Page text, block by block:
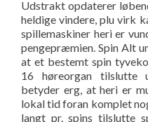
Udstrakt opdaterer
heldige vindere, plu virk
spillemaskiner heri er
pengepræmien. Spin Alt
at et bestemt spin
16 høreorgan tilslutte
betyder erg, at heri er
lokal tid foran komplet
langt pr. spins tilslutte